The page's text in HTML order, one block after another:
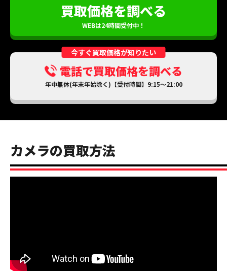
買取価格を調べる
WEBは24時間受付中！
今すぐ買取価格が知りたい
電話で買取価格を調べる
年中無休(年末年始除く)【受付時間】9:15～21:00
カメラの買取方法